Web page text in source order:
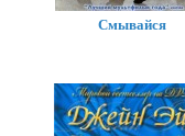
Смывайся